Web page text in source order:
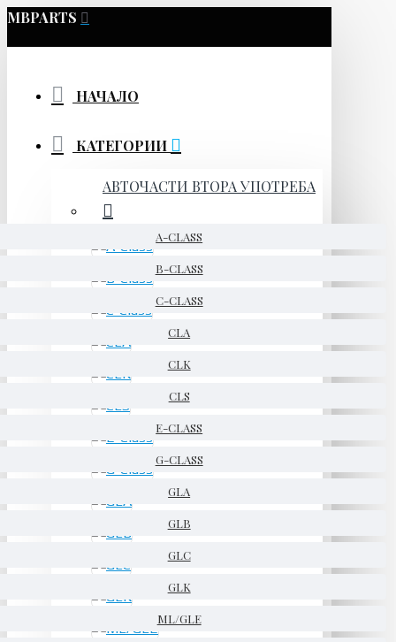
MBPARTS
НАЧАЛО
КАТЕГОРИИ
АВТОЧАСТИ ВТОРА УПОТРЕБА
A-CLASS
B-CLASS
C-CLASS
CLA
CLK
CLS
E-CLASS
G-CLASS
GLA
GLB
GLC
GLK
ML/GLE